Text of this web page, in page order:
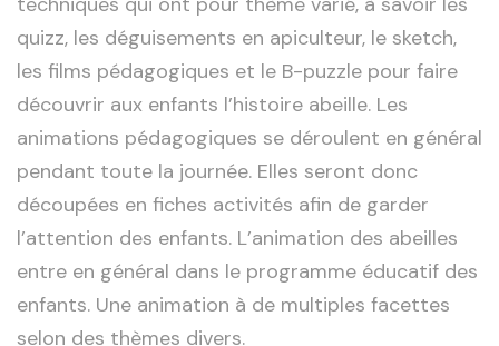
quizz, les déguisements en apiculteur, le sketch,
les films pédagogiques et le B-puzzle pour faire
découvrir aux enfants l’histoire abeille. Les
animations pédagogiques se déroulent en général
pendant toute la journée. Elles seront donc
découpées en fiches activités afin de garder
l’attention des enfants. L’animation des abeilles
entre en général dans le programme éducatif des
enfants. Une animation à de multiples facettes
selon des thèmes divers.